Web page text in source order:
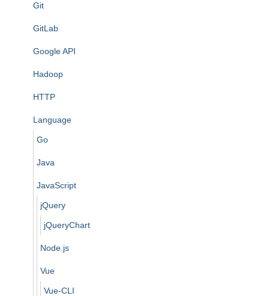
Git
GitLab
Google API
Hadoop
HTTP
Language
Go
Java
JavaScript
jQuery
jQueryChart
Node.js
Vue
Vue-CLI